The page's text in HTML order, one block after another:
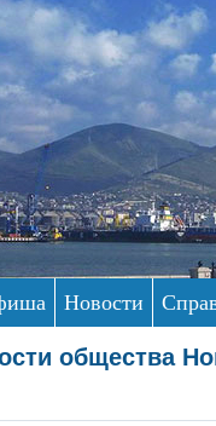
Новости
общества